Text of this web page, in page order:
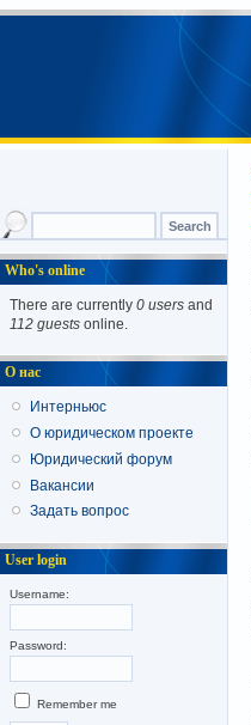
Who's online
There are currently 0 users and
112 guests online.
О нас
Интерньюс
О юридическом проекте
Юридический форум
Вакансии
Задать вопрос
User login
Username:
Password:
Remember me